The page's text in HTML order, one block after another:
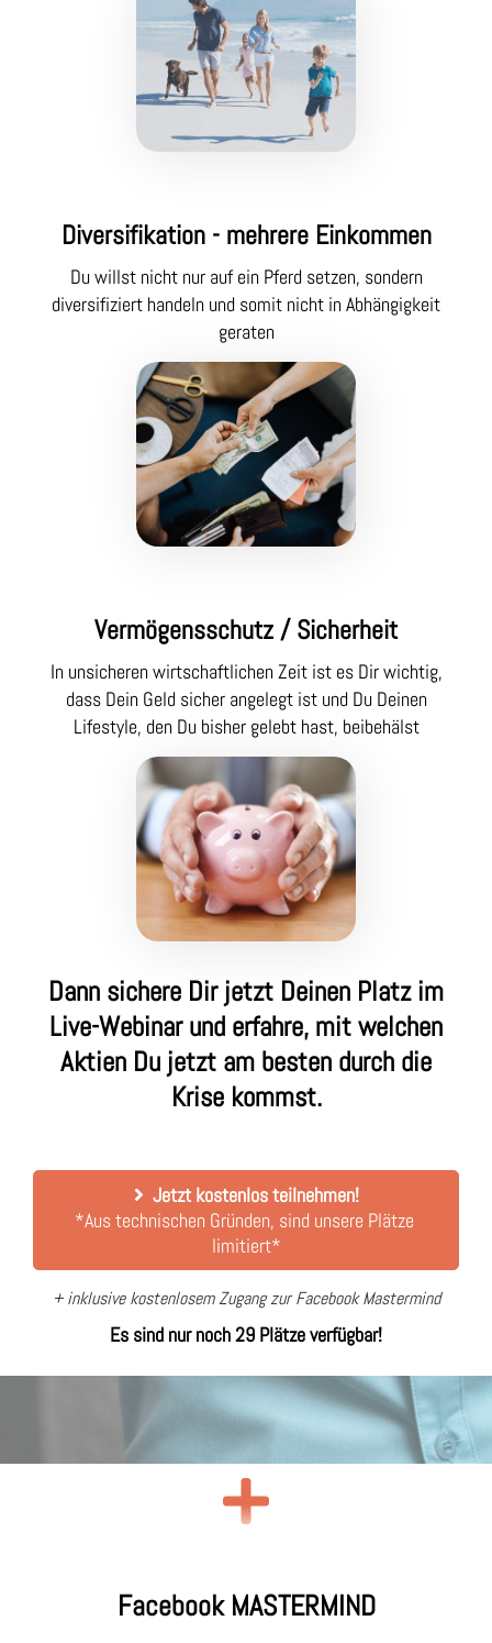
Diversifikation - mehrere Einkommen
Du willst nicht nur auf ein Pferd setzen, sondern
diversifiziert handeln und somit nicht in Abhängigkeit
geraten
Vermögensschutz / Sicherheit
In unsicheren wirtschaftlichen Zeit ist es Dir wichtig,
dass Dein Geld sicher angelegt ist und Du Deinen
Lifestyle, den Du bisher gelebt hast, beibehälst
Dann sichere Dir jetzt Deinen Platz im
Live-Webinar und erfahre, mit welchen
Aktien Du jetzt am besten durch die
Krise kommst.
Jetzt kostenlos teilnehmen!
*Aus technischen Gründen, sind unsere Plätze
limitiert*
+ inklusive kostenlosem Zugang zur Facebook Mastermind
Es sind nur noch29 Plätze verfügbar!
Facebook MASTERMIND